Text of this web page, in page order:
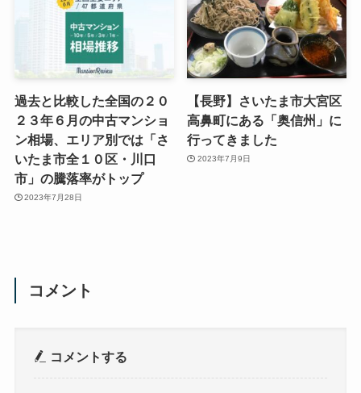
過去と比較した全国の２０
２３年６月の中古マンショ
ン相場、エリア別では「さ
いたま市全１０区・川口
市」の騰落率がトップ
2023年7月28日
【長野】さいたま市大宮区
高鼻町にある「奥信州」に
行ってきました
2023年7月9日
コメント
コメントする